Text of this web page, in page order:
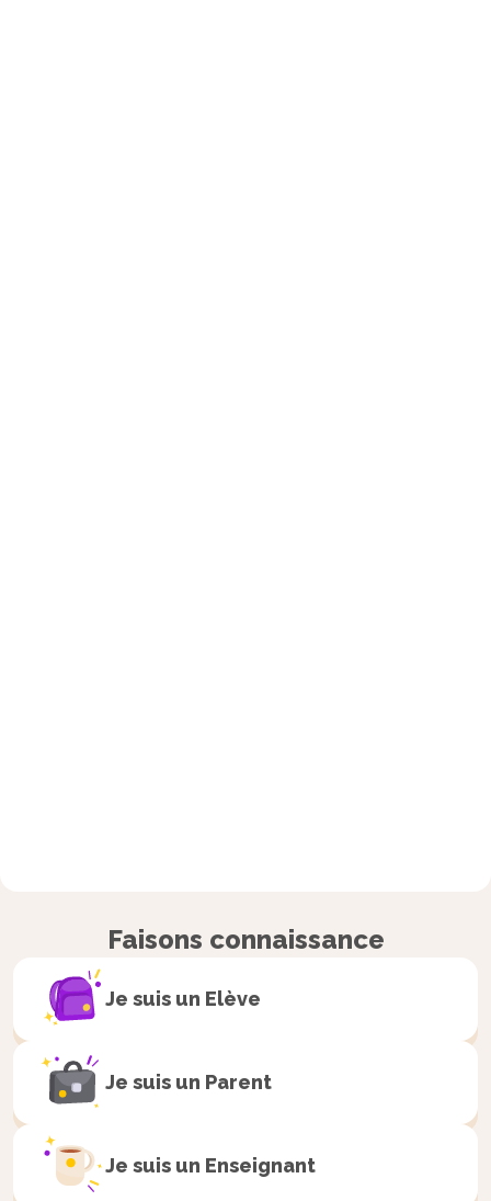
Faisons connaissance
Je suis un Elève
Je suis un Parent
Je suis un Enseignant